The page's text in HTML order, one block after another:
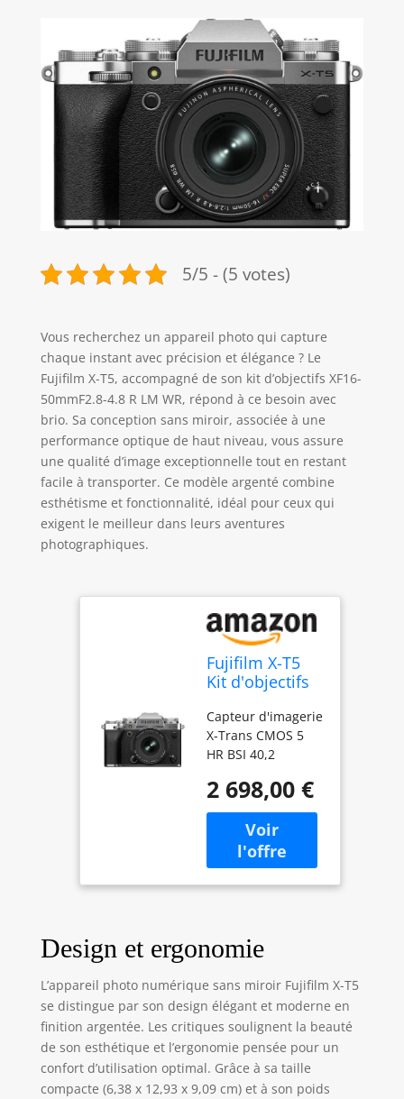
5/5 - (5 votes)
Vous recherchez un appareil photo qui capture
chaque instant avec précision et élégance ? Le
Fujifilm X-T5, accompagné de son kit d’objectifs XF16-
50mmF2.8-4.8 R LM WR, répond à ce besoin avec
brio. Sa conception sans miroir, associée à une
performance optique de haut niveau, vous assure
une qualité d’image exceptionnelle tout en restant
facile à transporter. Ce modèle argenté combine
esthétisme et fonctionnalité, idéal pour ceux qui
exigent le meilleur dans leurs aventures
photographiques.
Fujifilm X-T5
Kit d'objectifs
Photo
numérique
sans Miroir
XF16-
50mmF2.8-4.8
R LM WR -
Argent
Capteur d'imagerie
X-Trans CMOS 5
HR BSI 40,2
images par
seconde en
obturateur
mécanique Jusqu'à
7 arrêts de
stabilisation
160MP pixel shift
multi shot Vitesse
d'obturation
maximale de 1/180
000 dans
l'obturateur
électronique
2 698,00 €
Design et ergonomie
L’appareil photo numérique sans miroir Fujifilm X-T5
se distingue par son design élégant et moderne en
finition argentée. Les critiques soulignent la beauté
de son esthétique et l’ergonomie pensée pour un
confort d’utilisation optimal. Grâce à sa taille
compacte (6,38 x 12,93 x 9,09 cm) et à son poids